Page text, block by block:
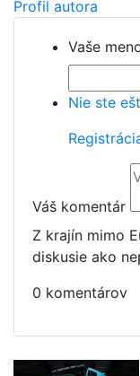
Profil autora
Vaše
Nie ste
Váš komentár
Z krajín mimo
diskusie ako
0 komentárov